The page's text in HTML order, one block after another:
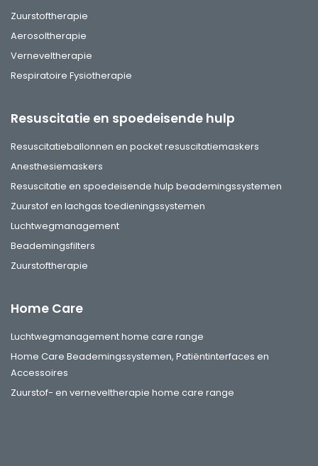
Zuurstoftherapie
Aerosoltherapie
Verneveltherapie
Respiratoire Fysiotherapie
Resuscitatie en spoedeisende hulp
Resuscitatieballonnen en pocket resuscitatiemaskers
Anesthesiemaskers
Resuscitatie en spoedeisende hulp beademingssystemen
Zuurstof en lachgas toedieningssystemen
Luchtwegmanagement
Beademingsfilters
Zuurstoftherapie
Home Care
Luchtwegmanagement home care range
Home Care Beademingssystemen, Patiëntinterfaces en
Accessoires
Zuurstof- en verneveltherapie home care range